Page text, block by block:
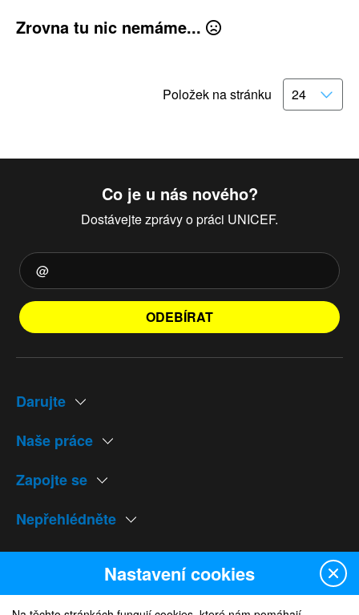
Zrovna tu nic nemáme...
Položek na stránku
Co je u nás nového?
Dostávejte zprávy o práci UNICEF.
ODEBÍRAT
Darujte
Naše práce
Zapojte se
Nepřehlédněte
Naše weby
Nastavení cookies